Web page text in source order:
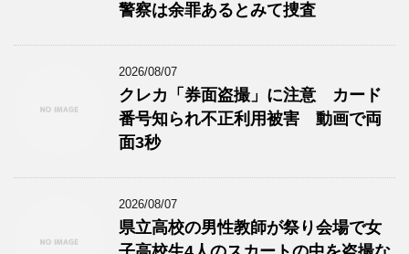
警察は余罪あるとみて捜査
2026/08/07
クレカ「券面盗撮」に注意 カード
番号知られ不正利用被害 動画で両
面3秒
2026/08/07
県立高校の男性教師が祭り会場で女